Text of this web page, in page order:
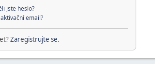
jste heslo?
email?
Zaregistrujte se.